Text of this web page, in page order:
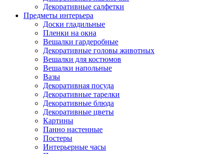
Декоративные салфетки
Предметы интерьера
Доски гладильные
Пленки на окна
Вешалки гардеробные
Декоративные головы животных
Вешалки для костюмов
Вешалки напольные
Вазы
Декоративная посуда
Декоративные тарелки
Декоративные блюда
Декоративные цветы
Картины
Панно настенные
Постеры
Интерьерные часы